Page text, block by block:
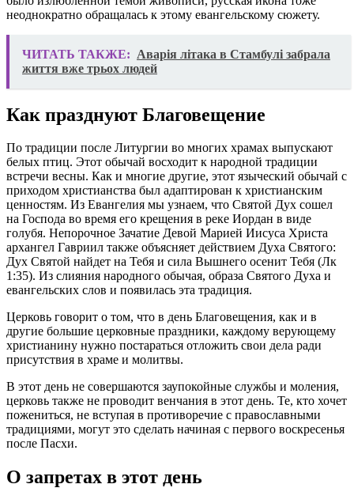
неоднократно обращалась к этому евангельскому сюжету.
ЧИТАТЬ ТАКЖЕ: Аварія літака в Стамбулі забрала
життя вже трьох людей
Как празднуют Благовещение
По традиции после Литургии во многих храмах выпускают
белых птиц. Этот обычай восходит к народной традиции
встречи весны. Как и многие другие, этот языческий обычай с
приходом христианства был адаптирован к христианским
ценностям. Из Евангелия мы узнаем, что Святой Дух сошел
на Господа во время его крещения в реке Иордан в виде
голубя. Непорочное Зачатие Девой Марией Иисуса Христа
архангел Гавриил также объясняет действием Духа Святого:
Дух Святой найдет на Тебя и сила Вышнего осенит Тебя (Лк
1:35). Из слияния народного обычая, образа Святого Духа и
евангельских слов и появилась эта традиция.
Церковь говорит о том, что в день Благовещения, как и в
другие большие церковные праздники, каждому верующему
христианину нужно постараться отложить свои дела ради
присутствия в храме и молитвы.
В этот день не совершаются заупокойные службы и моления,
церковь также не проводит венчания в этот день. Те, кто хочет
пожениться, не вступая в противоречие с православными
традициями, могут это сделать начиная с первого воскресенья
после Пасхи.
О запретах в этот день